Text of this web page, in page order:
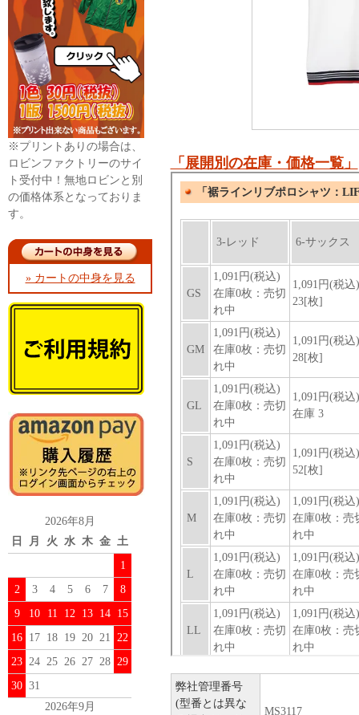
※プリントありの場合は、
ロビンファクトリーのサイ
ト受付中！無地ロビンと別
の価格体系となっておりま
す。
» カートの中身を見る
2026年8月
日
月 火 水 木 金 土
1
2
3 4 5 6 7
8
9
10 11 12 13 14 15
16 17 18 19 20 21 22
23 24 25 26 27 28 29
30 31
2026年9月
「展開別の在庫・価格一覧」
弊社管理番号
(型番とは異な
MS3117